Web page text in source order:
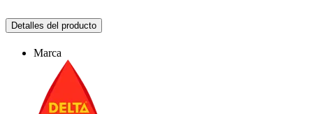
Detalles del producto
Marca